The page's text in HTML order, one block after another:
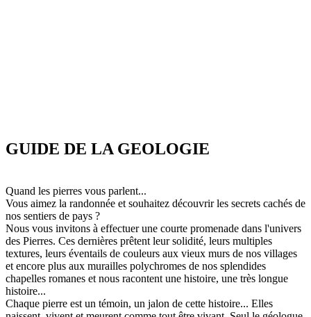
GUIDE DE LA GEOLOGIE
Quand les pierres vous parlent...
Vous aimez la randonnée et souhaitez découvrir les secrets cachés de
nos sentiers de pays ?
Nous vous invitons à effectuer une courte promenade dans l'univers
des Pierres. Ces dernières prêtent leur solidité, leurs multiples
textures, leurs éventails de couleurs aux vieux murs de nos villages
et encore plus aux murailles polychromes de nos splendides
chapelles romanes et nous racontent une histoire, une très longue
histoire...
Chaque pierre est un témoin, un jalon de cette histoire... Elles